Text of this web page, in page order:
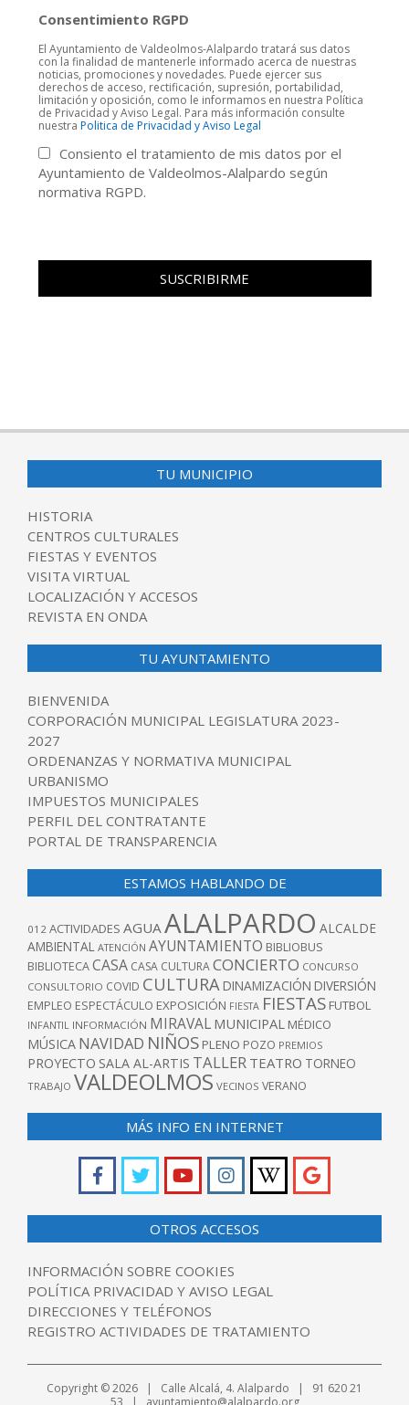
Consentimiento RGPD
El Ayuntamiento de Valdeolmos-Alalpardo tratará sus datos
con la finalidad de mantenerle informado acerca de nuestras
noticias, promociones y novedades. Puede ejercer sus
derechos de acceso, rectificación, supresión, portabilidad,
limitación y oposición, como le informamos en nuestra Política
de Privacidad y Aviso Legal. Para más información consulte
nuestra Politica de Privacidad y Aviso Legal
Consiento el tratamiento de mis datos por el
Ayuntamiento de Valdeolmos-Alalpardo según
normativa RGPD.
TU MUNICIPIO
HISTORIA
CENTROS CULTURALES
FIESTAS Y EVENTOS
VISITA VIRTUAL
LOCALIZACIÓN Y ACCESOS
REVISTA EN ONDA
TU AYUNTAMIENTO
BIENVENIDA
CORPORACIÓN MUNICIPAL LEGISLATURA 2023-
2027
ORDENANZAS Y NORMATIVA MUNICIPAL
URBANISMO
IMPUESTOS MUNICIPALES
PERFIL DEL CONTRATANTE
PORTAL DE TRANSPARENCIA
ESTAMOS HABLANDO DE
012 ACTIVIDADES AGUA ALALPARDO ALCALDE
AMBIENTAL ATENCIÓN AYUNTAMIENTO BIBLIOBUS
BIBLIOTECACASA CASA CULTURACONCIERTO CONCURSO
CONSULTORIO COVID CULTURA DINAMIZACIÓN DIVERSIÓN
EMPLEO ESPECTÁCULO EXPOSICIÓN FIESTA FIESTAS FUTBOL
INFANTIL INFORMACIÓN MIRAVAL MUNICIPAL MÉDICO
MÚSICA NAVIDAD NIÑOS PLENO POZO PREMIOS
PROYECTO SALA AL-ARTIS TALLER TEATRO TORNEO
TRABAJO VALDEOLMOS VECINOS VERANO
MÁS INFO EN INTERNET
OTROS ACCESOS
INFORMACIÓN SOBRE COOKIES
POLÍTICA PRIVACIDAD Y AVISO LEGAL
DIRECCIONES Y TELÉFONOS
REGISTRO ACTIVIDADES DE TRATAMIENTO
Copyright © 2026 | Calle Alcalá, 4. Alalpardo | 91 620 21
53 | ayuntamiento@alalpardo.org